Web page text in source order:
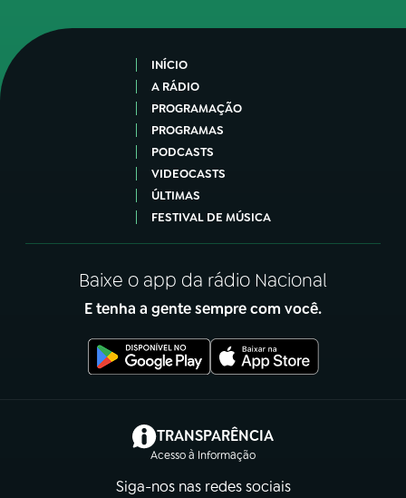
INÍCIO
A RÁDIO
PROGRAMAÇÃO
PROGRAMAS
PODCASTS
VIDEOCASTS
ÚLTIMAS
FESTIVAL DE MÚSICA
Baixe o app da rádio Nacional
E tenha a gente sempre com você.
TRANSPARÊNCIA
Acesso à Informação
(abre em nova aba)
Siga-nos nas redes sociais